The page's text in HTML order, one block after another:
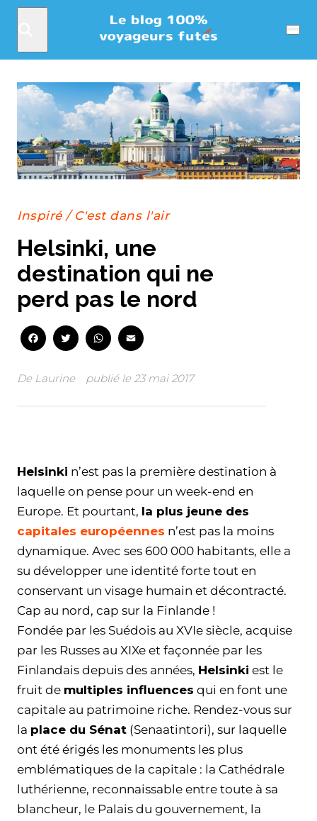
Menu
Inspiré/ C'est dans l'air
Helsinki, une
destination qui ne
perd pas le nord
FacebookTwitterWhatsApp
De Laurine publié le 23 mai 2017
Helsinki n’est pas la première destination à
laquelle on pense pour un week-end en
Europe. Et pourtant, la plus jeune des
capitales européennes n’est pas la moins
dynamique. Avec ses 600 000 habitants, elle a
su développer une identité forte tout en
conservant un visage humain et décontracté.
Cap au nord, cap sur la Finlande !
Fondée par les Suédois au XVIe siècle, acquise
par les Russes au XIXe et façonnée par les
Finlandais depuis des années, Helsinki est le
fruit de multiples influences qui en font une
capitale au patrimoine riche. Rendez-vous sur
la place du Sénat (Senaatintori), sur laquelle
ont été érigés les monuments les plus
emblématiques de la capitale : la Cathédrale
luthérienne, reconnaissable entre toute à sa
blancheur, le Palais du gouvernement, la